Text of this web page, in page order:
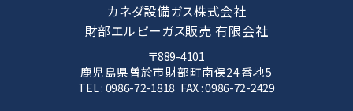
カネダ設備ガス株式会社
財部エルピーガス販売 有限会社
〒889-4101
鹿児島県曽於市財部町南俣24番地5
TEL :0986-72-1818 FAX : 0986-72-2429